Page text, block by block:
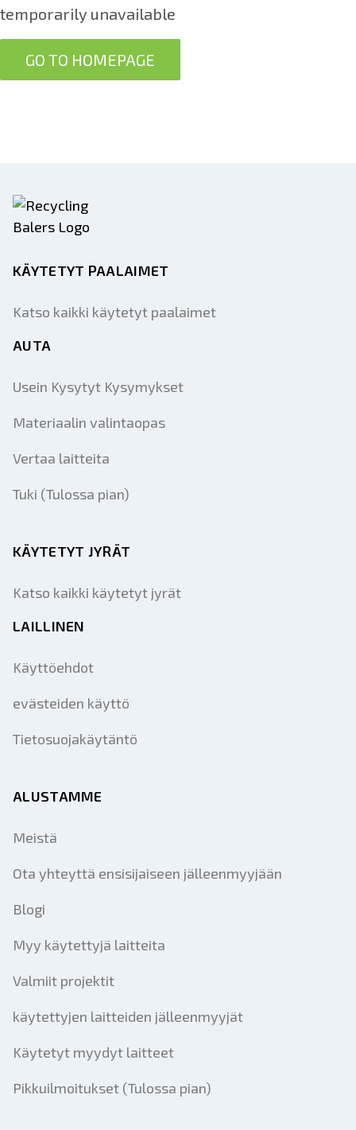
temporarily unavailable
GO TO HOMEPAGE
KÄYTETYT PAALAIMET
Katso kaikki käytetyt paalaimet
AUTA
Usein Kysytyt Kysymykset
Materiaalin valintaopas
Vertaa laitteita
Tuki (Tulossa pian)
KÄYTETYT JYRÄT
Katso kaikki käytetyt jyrät
LAILLINEN
Käyttöehdot
evästeiden käyttö
Tietosuojakäytäntö
ALUSTAMME
Meistä
Ota yhteyttä ensisijaiseen jälleenmyyjään
Blogi
Myy käytettyjä laitteita
Valmiit projektit
käytettyjen laitteiden jälleenmyyjät
Käytetyt myydyt laitteet
Pikkuilmoitukset (Tulossa pian)